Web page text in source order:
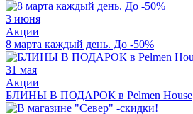
3 июня
Акции
8 марта каждый день. До -50%
31 мая
Акции
БЛИНЫ В ПОДАРОК в Pelmen House